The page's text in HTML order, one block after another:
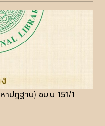
ฎฺฐาน) ชบ.บ 151/1